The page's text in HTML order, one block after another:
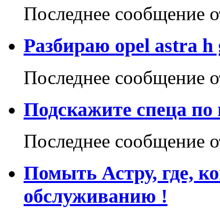
Последнее сообщение
Разбираю opel astra
Последнее сообщение
Подскажите спеца по
Последнее сообщение
Помыть Астру, где,
обслуживанию !